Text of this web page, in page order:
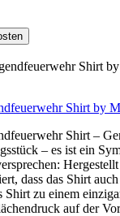
Shirt by
Shirt –
– es ist ein
dass das Shirt
zu einem
auf der